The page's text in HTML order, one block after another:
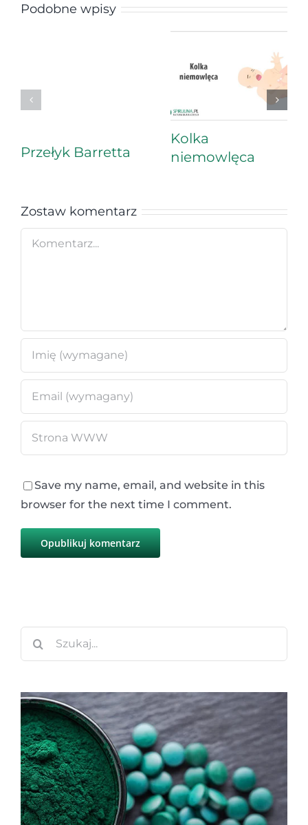
Podobne wpisy
Przełyk Barretta
Kolka
niemowlęca
Zostaw komentarz
Save my name, email, and website in this
browser for the next time I comment.